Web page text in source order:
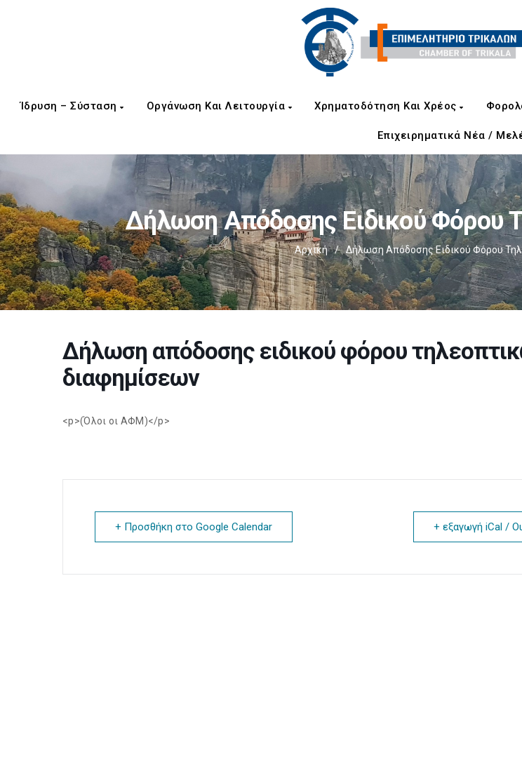
Ίδρυση – Σύσταση Οργάνωση Και Λειτουργία Χρηματοδότηση Και Χρέος
Επιχειρηματικά Νέα /
Δήλωση Απόδοσης Ειδικού Φόρου
Αρχική / Δήλωση Απόδοσης Ειδικού Φόρου
Δήλωση απόδοσης ειδικού φόρου
διαφημίσεων
<p>(Όλοι οι ΑΦΜ)</p>
+ Προσθήκη στο Google Calendar + εξαγωγή iCal /